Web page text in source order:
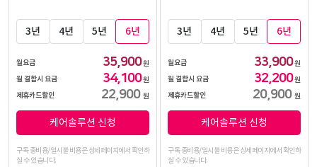
3년 4년 5년 6년
월요금 35,900원
월 결합시 요금
34,100원
제휴카드할인
22,900 원
케어솔루션 신청
구독 총비용/일시불 비용은 상세페이지에서 확인하
실 수 있습니다.
3년 4년 5년 6년
월요금 33,900원
월 결합시 요금
32,200원
제휴카드할인
20,900 원
케어솔루션 신청
구독 총비용/일시불 비용은 상세페이지에서 확인하
실 수 있습니다.